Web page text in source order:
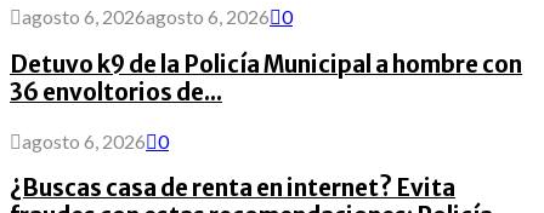
agosto 6, 2026agosto 6, 2026 0
Detuvo k9 de la Policía Municipal a hombre con
36 envoltorios de...
agosto 6, 2026 0
¿Buscas casa de renta en internet? Evita